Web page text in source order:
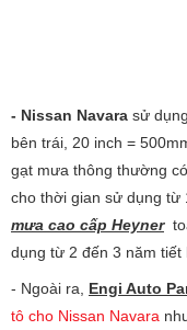
- Nissan Navara sử
bên trái, 20 inch =
gạt mưa thông thường
cho thời gian sử dụng từ
mưa cao cấp Heyner
dụng từ 2 đến 3 năm tiết
- Ngoài ra, Engi Auto
tô cho Nissan Navara